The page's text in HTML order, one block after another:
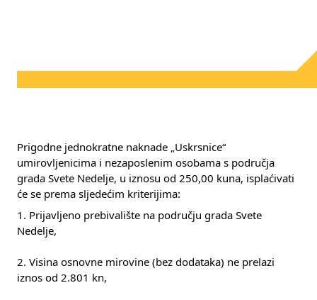
Prigodne jednokratne naknade „Uskrsnice“
umirovljenicima i nezaposlenim osobama s područja
grada Svete Nedelje, u iznosu od 250,00 kuna, isplaćivati
će se prema sljedećim kriterijima:
1. Prijavljeno prebivalište na području grada Svete
Nedelje,
2. Visina osnovne mirovine (bez dodataka) ne prelazi
iznos od 2.801 kn,